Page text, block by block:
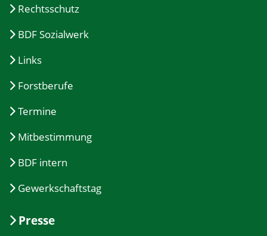
Rechtsschutz
BDF Sozialwerk
Links
Forstberufe
Termine
Mitbestimmung
BDF intern
Gewerkschaftstag
Presse